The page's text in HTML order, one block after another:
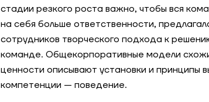
стадии резкого роста важно, чтобы вся
на себя больше ответственности,
сотрудников творческого подхода к
команде. Общекорпоративные модели
ценности описывают установки и принципы
компетенции — поведение.